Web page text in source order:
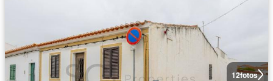
12fotos